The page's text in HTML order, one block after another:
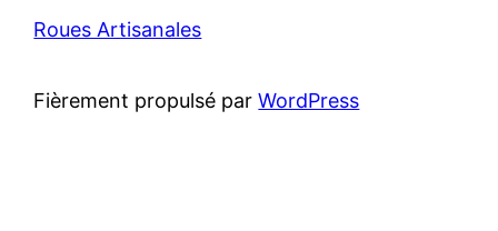
Roues Artisanales
Fièrement propulsé parWordPress